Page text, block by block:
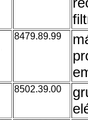
8479.89.99
8502.39.00